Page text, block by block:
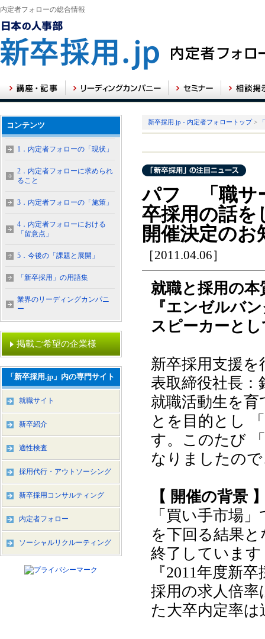
内定者フォローの総合情報
新卒採用.jp - 内定者フォロートップ>
パフ 「職サ
卒採用の話
開催決定のお
［2011.04.06］
就職と採用の
『エンゼルバ
スピーカーと
新卒採用支援を
表取締役社長
就職活動生を
とを目的とし
す。このたび
なりましたの
【 開催の背景
「買い手市場
を下回る結果
終了していま
『2011年度新
採用の求人倍率
た大卒内定率は
コンテンツ
1．内定者フォローの「現状」
2．内定者フォローに求められ
ること
3．内定者フォローの「施策」
4．内定者フォローにおける
「留意点」
5．今後の「課題と展開」
「新卒採用」の用語集
業界のリーディングカンパニ
ー
掲載ご希望の企業様
「新卒採用.jp」内の専門サイト
就職サイト
新卒紹介
適性検査
採用代行・アウトソーシング
新卒採用コンサルティング
内定者フォロー
ソーシャルリクルーティング